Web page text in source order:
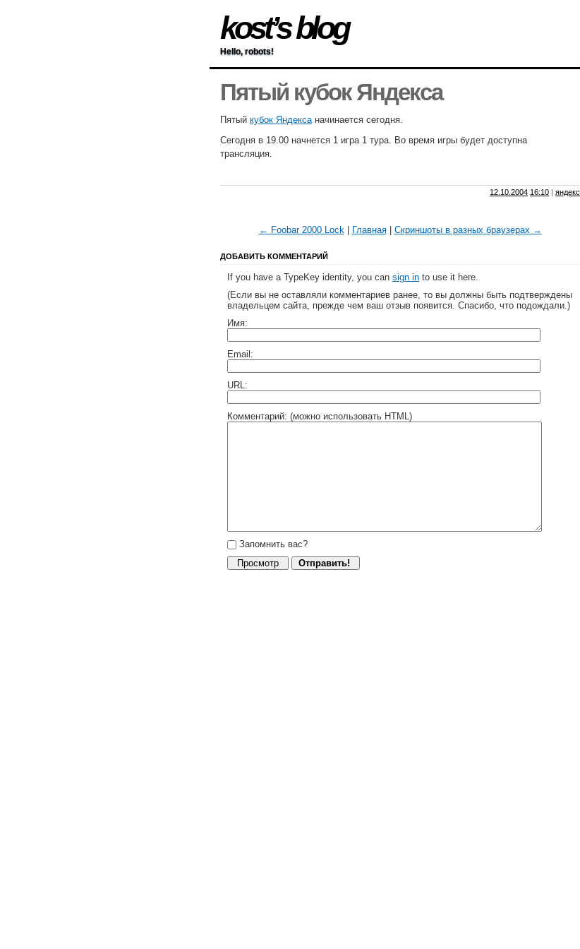
kost’s blog
Hello, robots!
Пятый кубок Яндекса
Пятый кубок Яндексаначинается сегодня.
Сегодня в 19.00 начнется 1 игра 1 тура. Во время игры будет доступна
трансляция.
12.10.2004 16:10 | яндекс
← Foobar 2000 Lock| Главная| Скриншоты в разных браузерах →
ДОБАВИТЬ КОММЕНТАРИЙ
If you have a TypeKey identity, you can sign in to use it here.
(Если вы не оставляли комментариев ранее, то вы должны быть подтверждены
владельцем сайта, прежде чем ваш отзыв появится. Спасибо, что подождали.)
Имя:
Email:
URL:
Комментарий: (можно использовать HTML)
Запомнить вас?